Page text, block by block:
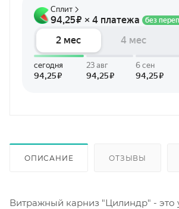
ОПИСАНИЕ ОТЗЫВЫ
Витражный карниз "Цилиндр" - это